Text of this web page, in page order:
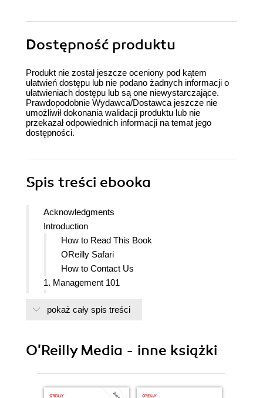
Dostępność produktu
Produkt nie został jeszcze oceniony pod kątem
ułatwień dostępu lub nie podano żadnych informacji o
ułatwieniach dostępu lub są one niewystarczające.
Prawdopodobnie Wydawca/Dostawca jeszcze nie
umożliwił dokonania walidacji produktu lub nie
przekazał odpowiednich informacji na temat jego
dostępności.
Spis treści ebooka
Acknowledgments
Introduction
How to Read This Book
OReilly Safari
How to Contact Us
1. Management 101
One-on-One Meetings
How to Be Managed
You Are Responsible for Yourself
pokaż cały spis treści
O'Reilly Media - inne książki